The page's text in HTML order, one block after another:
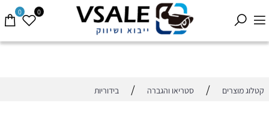
0 0
קטלוג מוצרים / סטריאו והגברה / בידוריות